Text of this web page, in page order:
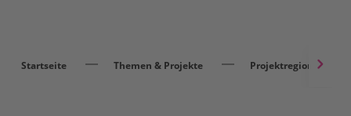
Startseite Themen & Projekte Projektregionen